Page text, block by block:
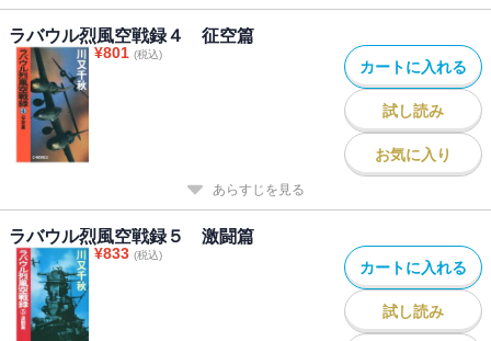
ラバウル烈風空戦録４ 征空篇
¥801 (税込)
カートに入れる
試し読み
お気に入り
あらすじを見る
ラバウル烈風空戦録５ 激闘篇
¥833 (税込)
カートに入れる
試し読み